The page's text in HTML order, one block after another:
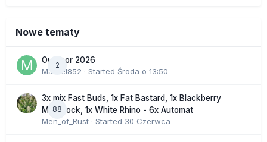
Nowe tematy
2
Outdoor 2026
Marcel852 · Started Środa o 13:50
88
3x mix Fast Buds, 1x Fat Bastard, 1x Blackberry
Moonrock, 1x White Rhino - 6x Automat
Men_of_Rust · Started 30 Czerwca